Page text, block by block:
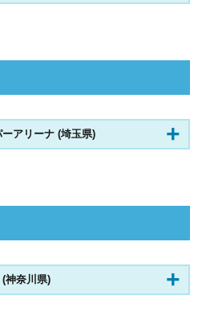
アリーナ (埼玉県)
神奈川県)